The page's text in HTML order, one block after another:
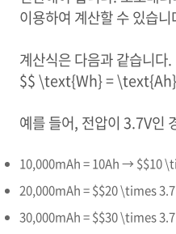
이용하여 계산할 수 있습니
계산식은 다음과 같습니다.
$$ \text{Wh} =
예를 들어, 전압이 3.7V인
10,000mAh = 10Ah → $$10
20,000mAh = $$20 \times
30,000mAh = $$30 \times